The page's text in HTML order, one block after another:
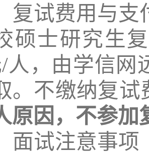
复试费用与支
硕士研究生
/人，由学信
。不缴纳复
原因，不参
面试注意事项